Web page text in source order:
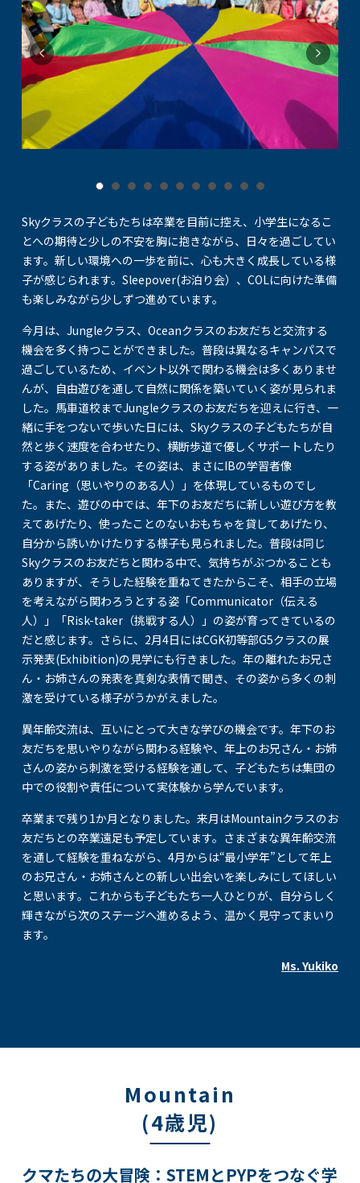
Skyクラスの子どもたちは卒業を目前に控え、小学生になるこ
とへの期待と少しの不安を胸に抱きながら、日々を過ごしてい
ます。新しい環境への一歩を前に、心も大きく成長している様
子が感じられます。Sleepover(お泊り会）、COLに向けた準備
も楽しみながら少しずつ進めています。
今月は、Jungleクラス、Oceanクラスのお友だちと交流する
機会を多く持つことができました。普段は異なるキャンパスで
過ごしているため、イベント以外で関わる機会は多くありませ
んが、自由遊びを通して自然に関係を築いていく姿が見られま
した。馬車道校までJungleクラスのお友だちを迎えに行き、一
緒に手をつないで歩いた日には、Skyクラスの子どもたちが自
然と歩く速度を合わせたり、横断歩道で優しくサポートしたり
する姿がありました。その姿は、まさにIBの学習者像
「Caring（思いやりのある人）」を体現しているものでし
た。また、遊びの中では、年下のお友だちに新しい遊び方を教
えてあげたり、使ったことのないおもちゃを貸してあげたり、
自分から誘いかけたりする様子も見られました。普段は同じ
Skyクラスのお友だちと関わる中で、気持ちがぶつかることも
ありますが、そうした経験を重ねてきたからこそ、相手の立場
を考えながら関わろうとする姿「Communicator（伝える
人）」「Risk-taker（挑戦する人）」の姿が育ってきているの
だと感じます。さらに、2月4日にはCGK初等部G5クラスの展
示発表(Exhibition)の見学にも行きました。年の離れたお兄さ
ん・お姉さんの発表を真剣な表情で聞き、その姿から多くの刺
激を受けている様子がうかがえました。
異年齢交流は、互いにとって大きな学びの機会です。年下のお
友だちを思いやりながら関わる経験や、年上のお兄さん・お姉
さんの姿から刺激を受ける経験を通して、子どもたちは集団の
中での役割や責任について実体験から学んでいます。
卒業まで残り1か月となりました。来月はMountainクラスのお
友だちとの卒業遠足も予定しています。さまざまな異年齢交流
を通して経験を重ねながら、4月からは“最小学年”として年上
のお兄さん・お姉さんとの新しい出会いを楽しみにしてほしい
と思います。これからも子どもたち一人ひとりが、自分らしく
輝きながら次のステージへ進めるよう、温かく見守ってまいり
ます。
Ms. Yukiko
Mountain
(4歳児)
クマたちの大冒険：STEMとPYPをつなぐ学